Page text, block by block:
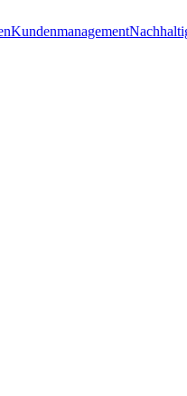
Kundenmanagement